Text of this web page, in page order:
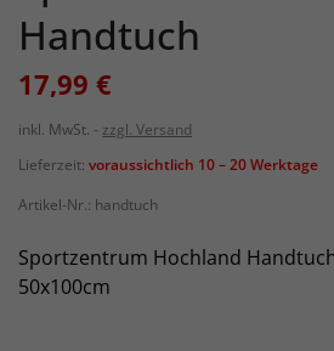
Handtuch
17,99 €
inkl. MwSt.
zzgl. Versand
Lieferzeit: voraussichtlich 10 – 20 Werktage
Artikel-Nr.: handtuch
Sportzentrum Hochland
50x100cm